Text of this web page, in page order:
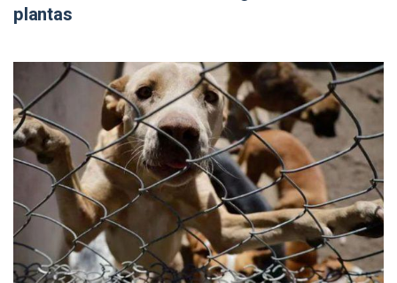
plantas